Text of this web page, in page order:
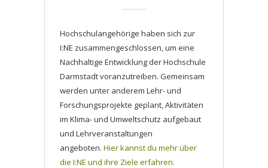
Hochschulangehörige haben sich zur
I:NE zusammengeschlossen, um eine
Nachhaltige Entwicklung der Hochschule
Darmstadt voranzutreiben. Gemeinsam
werden unter anderem Lehr- und
Forschungsprojekte geplant, Aktivitäten
im Klima- und Umweltschutz aufgebaut
und Lehrveranstaltungen
angeboten. Hier kannst du mehr über
die I:NE und ihre Ziele erfahren.